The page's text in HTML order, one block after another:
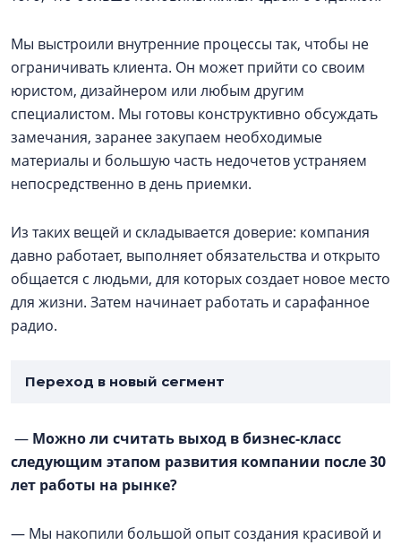
Мы выстроили внутренние процессы так, чтобы не
ограничивать клиента. Он может прийти со своим
юристом, дизайнером или любым другим
специалистом. Мы готовы конструктивно обсуждать
замечания, заранее закупаем необходимые
материалы и большую часть недочетов устраняем
непосредственно в день приемки.
Из таких вещей и складывается доверие: компания
давно работает, выполняет обязательства и открыто
общается с людьми, для которых создает новое место
для жизни. Затем начинает работать и сарафанное
радио.
Переход в новый сегмент
— Можно ли считать выход в бизнес-класс
следующим этапом развития компании после 30
лет работы на рынке?
— Мы накопили большой опыт создания красивой и